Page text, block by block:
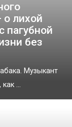
о лихой
пагубной
без
Музыкант
...